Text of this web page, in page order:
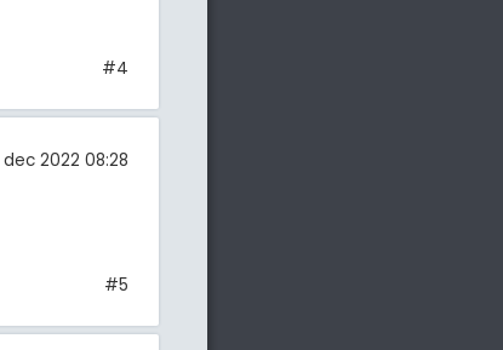
#4
dec 2022 08:28
#5